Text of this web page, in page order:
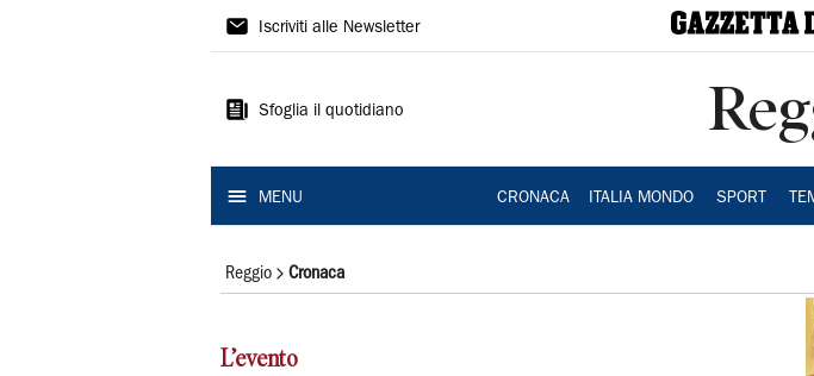
Gazzetta
Reggio
Iscriviti alle Newsletter
Sfoglia il quotidiano
MENU CRONACA ITALIA MONDO SPORT
Reggio Cronaca
L’evento